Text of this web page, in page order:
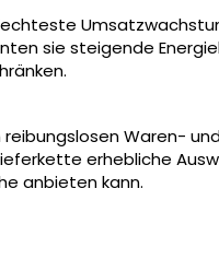
sie steigende
Waren-
erhebliche
anbieten kann.